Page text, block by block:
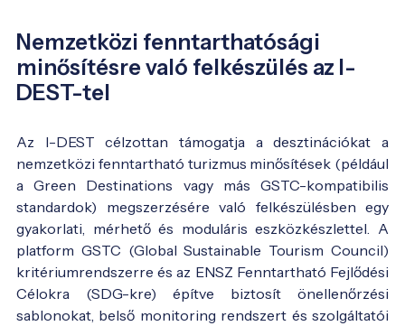
Nemzetközi fenntarthatósági
minősítésre való felkészülés az I-
DEST-tel
Az I-DEST célzottan támogatja a desztinációkat a
nemzetközi fenntartható turizmus minősítések (például
a Green Destinations vagy más GSTC-kompatibilis
standardok) megszerzésére való felkészülésben egy
gyakorlati, mérhető és moduláris eszközkészlettel. A
platform GSTC (Global Sustainable Tourism Council)
kritériumrendszerre és az ENSZ Fenntartható Fejlődési
Célokra (SDG-kre) építve biztosít önellenőrzési
sablonokat, belső monitoring rendszert és szolgáltatói